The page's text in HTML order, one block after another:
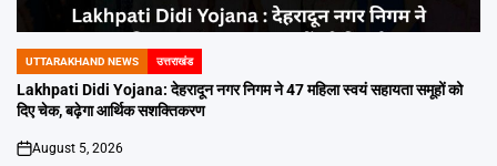
POSTED
IN
UTTARAKHAND NEWS उत्तराखंड
Lakhpati Didi Yojana: देहरादून नगर निगम ने 47 महिला स्वयं सहायता समूहों को
दिए चेक, बढ़ेगा आर्थिक सशक्तिकरण
on
August 5, 2026